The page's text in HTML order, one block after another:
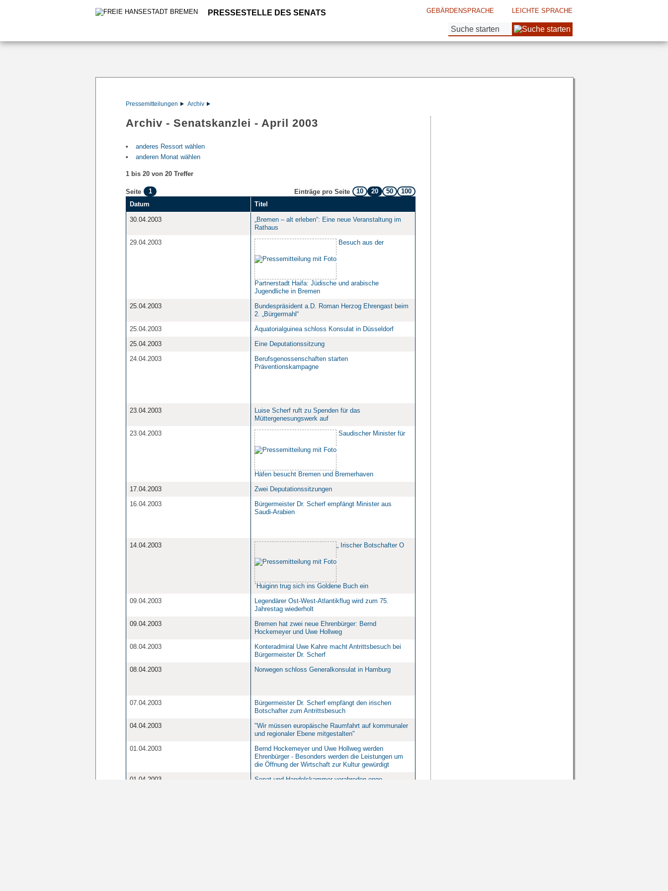
PRESSESTELLE DES SENATS GEBÄRDENSPRACHE LEICHTE SPRACHE
Suche:
Pressemitteilungen Archiv
Archiv - Senatskanzlei - April 2003
anderes Ressort wählen
anderen Monat wählen
1 bis 20 von 20 Treffer
Seite 1 Einträge pro Seite 10 20 50
100
Datum
Titel
30.04.2003
„Bremen – alt erleben“: Eine neue Veranstaltung im
Rathaus
29.04.2003
Besuch aus der
Partnerstadt Haifa: Jüdische und arabische
Jugendliche in Bremen
25.04.2003
Bundespräsident a.D. Roman Herzog Ehrengast beim
2. „Bürgermahl“
25.04.2003
Äquatorialguinea schloss Konsulat in Düsseldorf
25.04.2003
Eine Deputationssitzung
24.04.2003
Berufsgenossenschaften starten
Präventionskampagne
23.04.2003
Luise Scherf ruft zu Spenden für das
Müttergenesungswerk auf
23.04.2003
Saudischer Minister für
Häfen besucht Bremen und Bremerhaven
17.04.2003
Zwei Deputationssitzungen
16.04.2003
Bürgermeister Dr. Scherf empfängt Minister aus
Saudi-Arabien
14.04.2003 „ Irischer Botschafter O
´Huiginn trug sich ins Goldene Buch ein
09.04.2003
Legendärer Ost-West-Atlantikflug wird zum 75.
Jahrestag wiederholt
09.04.2003
Bremen hat zwei neue Ehrenbürger: Bernd
Hockemeyer und Uwe Hollweg
08.04.2003
Konteradmiral Uwe Kahre macht Antrittsbesuch bei
Bürgermeister Dr. Scherf
08.04.2003
Norwegen schloss Generalkonsulat in Hamburg
07.04.2003
Bürgermeister Dr. Scherf empfängt den irischen
Botschafter zum Antrittsbesuch
04.04.2003
"Wir müssen europäische Raumfahrt auf kommunaler
und regionaler Ebene mitgestalten"
01.04.2003
Bernd Hockemeyer und Uwe Hollweg werden
Ehrenbürger - Besonders werden die Leistungen um
die Öffnung der Wirtschaft zur Kultur gewürdigt
01.04.2003
Senat und Handelskammer verabreden enge